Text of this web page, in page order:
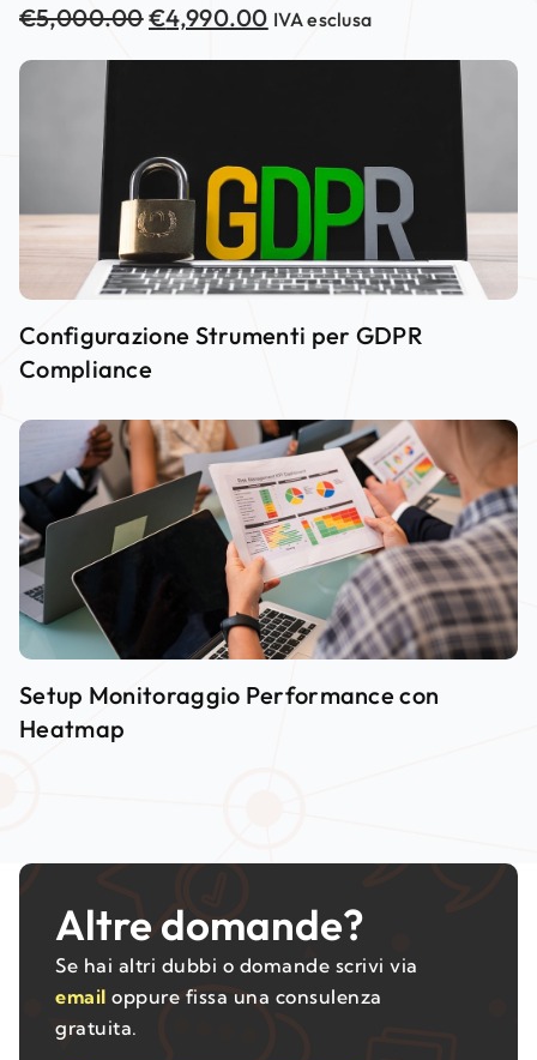
€5,000.00€4,990.00 IVA esclusa
Configurazione Strumenti per GDPR
Compliance
Setup Monitoraggio Performance con
Heatmap
Altre domande?
Se hai altri dubbi o domande scrivi via
email oppure fissa una consulenza
gratuita.